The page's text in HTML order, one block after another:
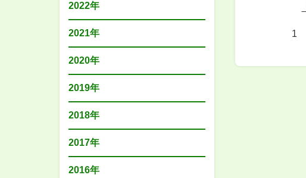
1
2022年
2021年
2020年
2019年
2018年
2017年
2016年